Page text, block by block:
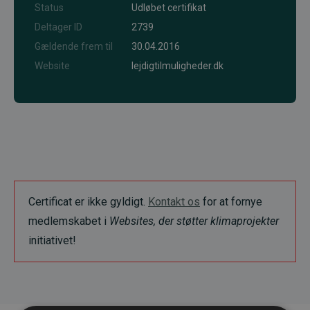
Status
Udløbet certifikat
Deltager ID
2739
Gældende frem til
30.04.2016
Website
lejdigtilmuligheder.dk
Certificat er ikke gyldigt. Kontakt os for at fornye
medlemskabet i Websites, der støtter klimaprojekter
initiativet!